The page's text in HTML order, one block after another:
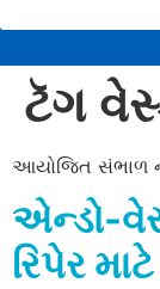
ટૅગ
આયોજિત સંભાળ
એન્ડો-
રિપેર